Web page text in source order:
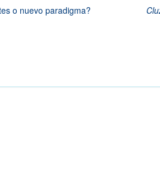
o nuevo paradigma?